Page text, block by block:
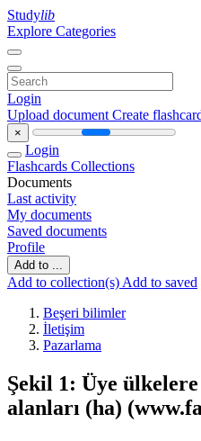
Studylib
Explore Categories
Login
Upload document Create
×
Login
Flashcards Collections
Documents
Last activity
My documents
Saved documents
Profile
Add to ...
Add to collection(s) Add to saved
Beşeri bilimler
İletişim
Pazarlama
Şekil 1: Üye
alanları (ha)